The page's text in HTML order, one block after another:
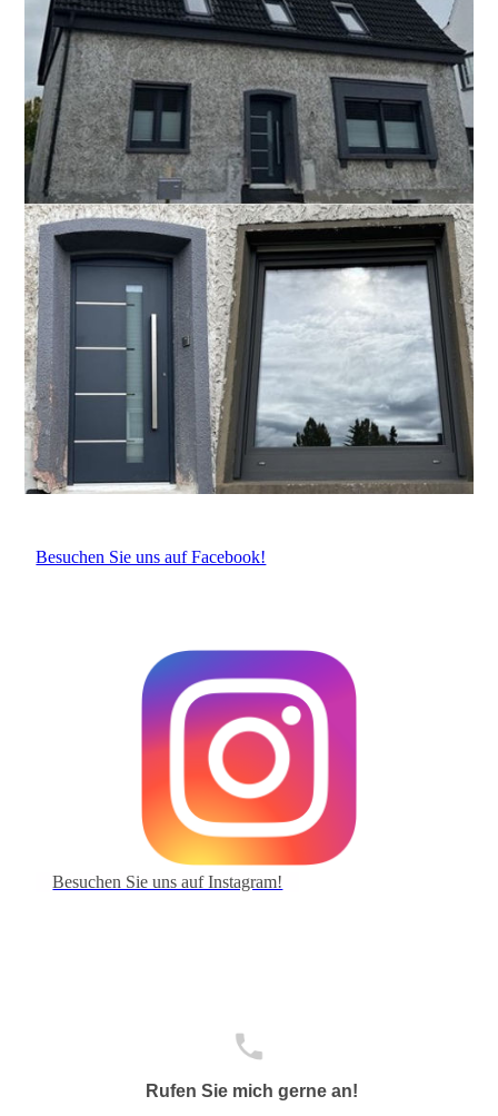
Besuchen Sie uns auf Facebook!
Besuchen Sie uns auf Instagram!
Rufen Sie mich gerne an!